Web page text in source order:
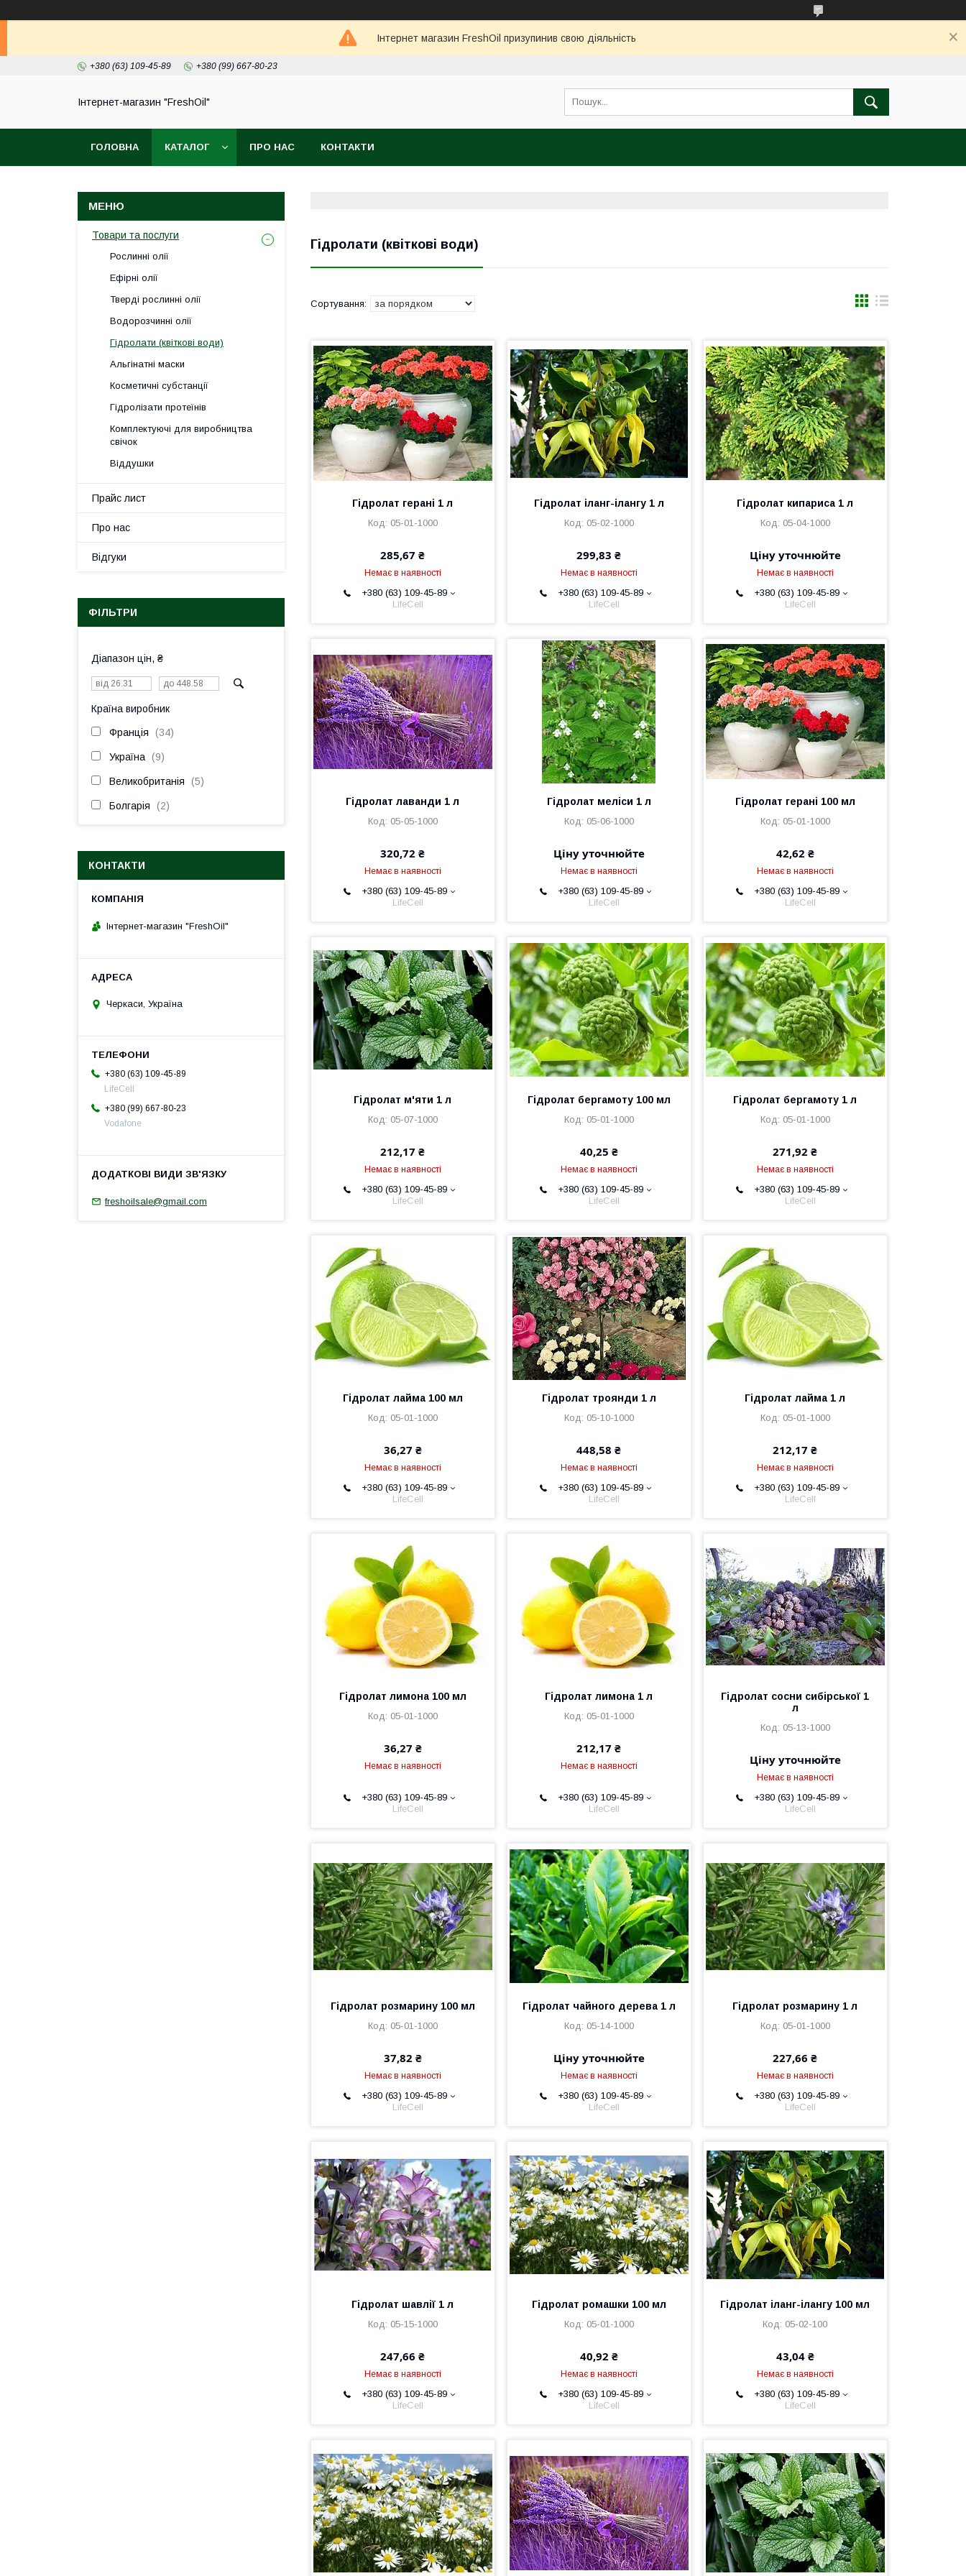
Інтернет магазин FreshOil призупинив свою діяльність
+380 (63) 109-45-89 +380 (99) 667-80-23
Інтернет-магазин "FreshOil"
ГОЛОВНА КАТАЛОГ ПРО НАС КОНТАКТИ
Гідролати (квіткові води)
Гідролат герані 1 л
05-01-1000
285,67 ₴
Немає в наявності
+380 (63) 109-45-89
LifeCell
Гідролат іланг-ілангу 1 л
05-02-1000
299,83 ₴
Немає в наявності
+380 (63) 109-45-89
LifeCell
Гідролат кипариса 1 л
05-04-1000
Ціну уточнюйте
Немає в наявності
+380 (63) 109-45-89
LifeCell
Гідролат лаванди 1 л
05-05-1000
320,72 ₴
Немає в наявності
+380 (63) 109-45-89
LifeCell
Гідролат меліси 1 л
05-06-1000
Ціну уточнюйте
Немає в наявності
+380 (63) 109-45-89
LifeCell
Гідролат герані 100 мл
05-01-1000
42,62 ₴
Немає в наявності
+380 (63) 109-45-89
LifeCell
Гідролат м'яти 1 л
05-07-1000
212,17 ₴
Немає в наявності
+380 (63) 109-45-89
LifeCell
Гідролат бергамоту 100 мл
05-01-1000
40,25 ₴
Немає в наявності
+380 (63) 109-45-89
LifeCell
Гідролат бергамоту 1 л
05-01-1000
271,92 ₴
Немає в наявності
+380 (63) 109-45-89
LifeCell
Гідролат лайма 100 мл
05-01-1000
36,27 ₴
Немає в наявності
+380 (63) 109-45-89
LifeCell
Гідролат троянди 1 л
05-10-1000
448,58 ₴
Немає в наявності
+380 (63) 109-45-89
LifeCell
Гідролат лайма 1 л
05-01-1000
212,17 ₴
Немає в наявності
+380 (63) 109-45-89
LifeCell
Гідролат лимона 100 мл
05-01-1000
36,27 ₴
Немає в наявності
+380 (63) 109-45-89
LifeCell
Гідролат лимона 1 л
05-01-1000
212,17 ₴
Немає в наявності
+380 (63) 109-45-89
LifeCell
Гідролат сосни сибірської 1
л
05-13-1000
Ціну уточнюйте
Немає в наявності
+380 (63) 109-45-89
LifeCell
Гідролат розмарину 100 мл
05-01-1000
37,82 ₴
Немає в наявності
+380 (63) 109-45-89
LifeCell
Гідролат чайного дерева 1 л
05-14-1000
Ціну уточнюйте
Немає в наявності
+380 (63) 109-45-89
LifeCell
Гідролат розмарину 1 л
05-01-1000
227,66 ₴
Немає в наявності
+380 (63) 109-45-89
LifeCell
Гідролат шавлії 1 л
05-15-1000
247,66 ₴
Немає в наявності
+380 (63) 109-45-89
LifeCell
Гідролат ромашки 100 мл
05-01-1000
40,92 ₴
Немає в наявності
+380 (63) 109-45-89
LifeCell
Гідролат іланг-ілангу 100 мл
05-02-100
43,04 ₴
Немає в наявності
+380 (63) 109-45-89
LifeCell
Товари та послуги
Рослинні олії
Ефірні олії
Тверді рослинні олії
Водорозчинні олії
Гідролати (квіткові води)
Альгінатні маски
Косметичні субстанції
Гідролізати протеїнів
Комплектуючі для виробництва
свічок
Віддушки
Прайс лист
Про нас
Відгуки
ФІЛЬТРИ
Діапазон цін, ₴
Країна виробник
Франція 34
Україна 9
Великобританія 5
Болгарія 2
КОНТАКТИ
Інтернет-магазин "FreshOil"
Черкаси, Україна
+380 (63) 109-45-89
LifeCell
+380 (99) 667-80-23
Vodafone
freshoilsale@gmail.com